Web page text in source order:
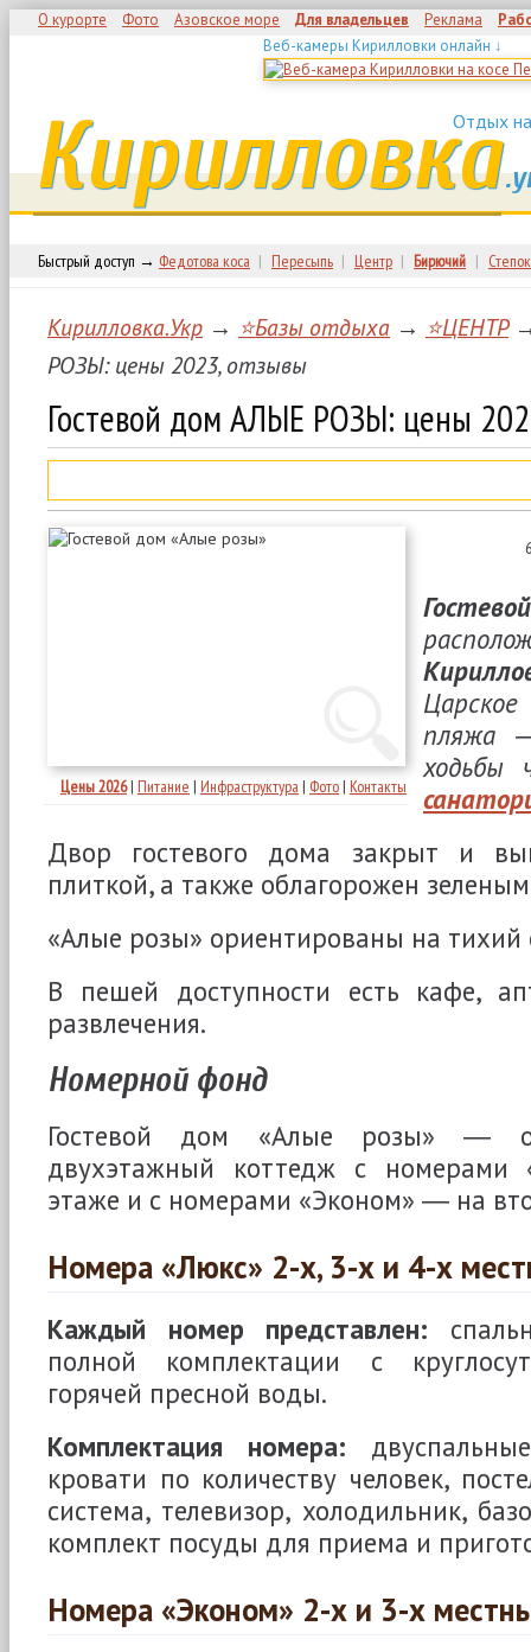
О курорте Фото Азовское море Для владельцев Реклама
Веб-камеры Кирилловки онлайн ↓
Отдых
Кирилловка
Быстрый доступ → Федотова коса | Пересыпь | Центр | Бирючий | Степок
Кирилловка.Укр → ⭐Базы отдыха → ⭐ЦЕНТР→
РОЗЫ: цены 2023, отзывы
Гостевой дом АЛЫЕ РОЗЫ: цены
Цены 2026| Питание | Инфраструктура | Фото | Контакты
Царское
пляжа
ходьбы
Двор гостевого дома закрыт и
плиткой, а также облагорожен
«Алые розы» ориентированы на
В пешей доступности есть кафе,
развлечения.
Номерной фонд
Гостевой дом «Алые розы» ―
двухэтажный коттедж с номерами
этаже и с номерами «Эконом» ― на
Номера «Люкс» 2-х, 3-х и 4-х
Каждый номер представлен:
полной комплектации с
горячей пресной воды.
Комплектация номера:
кровати по количеству человек,
система, телевизор, холодильник,
комплект посуды для приема и
Номера «Эконом» 2-х и 3-х